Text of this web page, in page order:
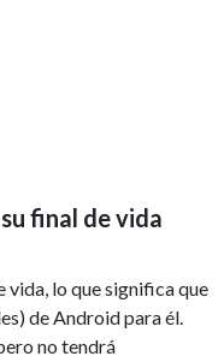
final de vida
vida, lo que significa que
de Android para él.
no tendrá